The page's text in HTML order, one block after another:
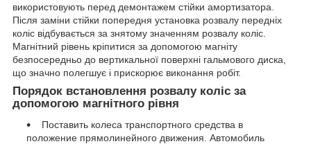
використовують перед демонтажем стійки амортизатора.
Після заміни стійки попередня установка розвалу передніх
коліс відбувається за знятому значенням розвалу коліс.
Магнітний рівень кріпитися за допомогою магніту
безпосередньо до вертикальної поверхні гальмового диска,
що значно полегшує і прискорює виконання робіт.
Порядок встановлення розвалу коліс за
допомогою магнітного рівня
Поставить колеса транспортного средства в
положение прямолинейного движения. Автомобиль